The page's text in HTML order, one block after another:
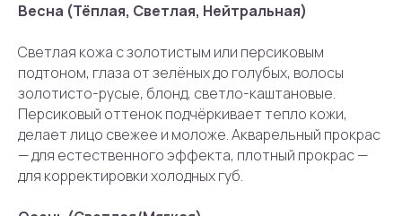
Весна (Тёплая, Светлая, Нейтральная)
Светлая кожа с золотистым или персиковым
подтоном, глаза от зелёных до голубых, волосы
золотисто-русые, блонд, светло-каштановые.
Персиковый оттенок подчёркивает тепло кожи,
делает лицо свежее и моложе. Акварельный прокрас
— для естественного эффекта, плотный прокрас —
для корректировки холодных губ.